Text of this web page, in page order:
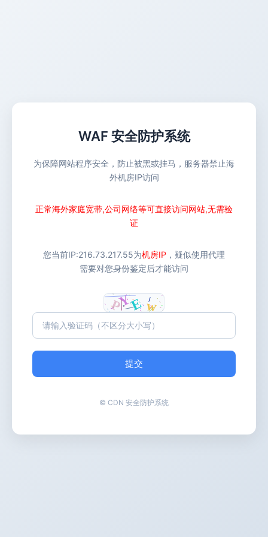
WAF 安全防护系统
为保障网站程序安全，防止被黑或挂马，服务器禁止海
外机房IP访问
正常海外家庭宽带,公司网络等可直接访问网站,无需验
证
您当前IP:216.73.217.55为机房IP ，疑似使用代理
需要对您身份鉴定后才能访问
提交
© CDN 安全防护系统